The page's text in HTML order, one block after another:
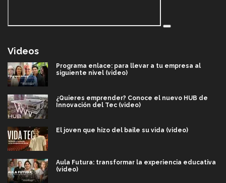
Videos
Programa enlace: para llevar a tu empresa al
siguiente nivel (video)
¿Quieres emprender? Conoce el nuevo HUB de
Innovación del Tec (video)
El joven que hizo del baile su vida (video)
Aula Futura: transformar la experiencia educativa
(video)